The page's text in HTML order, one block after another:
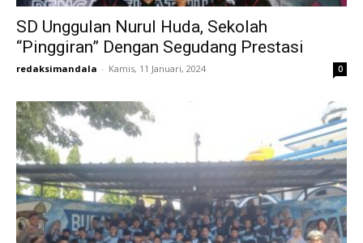
SD Unggulan Nurul Huda, Sekolah
“Pinggiran” Dengan Segudang Prestasi
redaksimandala - Kamis, 11 Januari, 2024 0